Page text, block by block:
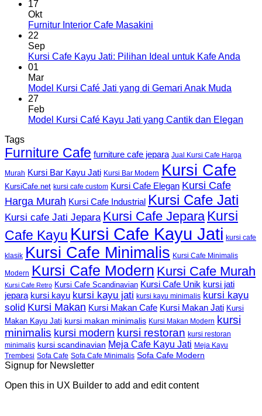
17
Okt
Furnitur Interior Cafe Masakini
22
Sep
Kursi Cafe Kayu Jati: Pilihan Ideal untuk Kafe Anda
01
Mar
Model Kursi Café Jati yang di Gemari Anak Muda
27
Feb
Model Kursi Café Kayu Jati yang Cantik dan Elegan
Tags
Furniture Cafe furniture cafe jepara Jual Kursi Cafe Harga
Murah Kursi Bar Kayu Jati Kursi Bar Modern Kursi Cafe
KursiCafe.net kursi cafe custom Kursi Cafe Elegan Kursi Cafe
Harga Murah Kursi Cafe Industrial Kursi Cafe Jati
Kursi cafe Jati Jepara Kursi Cafe Jepara Kursi
Cafe Kayu Kursi Cafe Kayu Jati kursi cafe
klasik Kursi Cafe Minimalis Kursi Cafe Minimalis
Modern Kursi Cafe Modern Kursi Cafe Murah
Kursi Cafe Retro Kursi Cafe Scandinavian Kursi Cafe Unik kursi jati
jepara kursi kayu kursi kayu jati kursi kayu minimalis kursi kayu
solid Kursi Makan Kursi Makan Cafe Kursi Makan Jati Kursi
Makan Kayu Jati kursi makan minimalis Kursi Makan Modern kursi
minimalis kursi modern kursi restoran kursi restoran
minimalis kursi scandinavian Meja Cafe Kayu Jati Meja Kayu
Trembesi Sofa Cafe Sofa Cafe Minimalis Sofa Cafe Modern
Signup for Newsletter
Open this in UX Builder to add and edit content